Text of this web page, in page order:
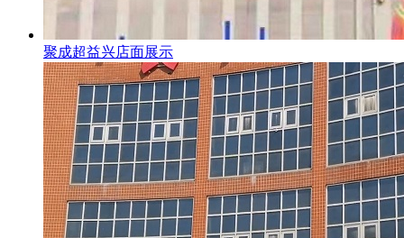
聚成超益兴店面展示